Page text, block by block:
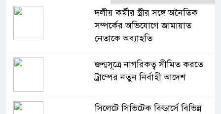
দলীয় কর্মীর স্ত্রীর সঙ্গে অনৈতিক
সম্পর্কের অভিযোগে জামায়াত
নেতাকে অব্যাহতি
জন্মসূত্রে নাগরিকত্ব সীমিত করতে
ট্রাম্পের নতুন নির্বাহী আদেশ
সিলেটে সিভিটেক বিল্ডার্সে বিভিন্ন